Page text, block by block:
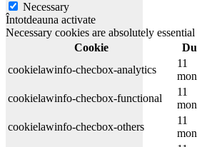
Necessary
Întotdeauna activate
Necessary cookies are absolutely
Cookie
cookielawinfo-checbox-analytics
11
cookielawinfo-checbox-functional
11
cookielawinfo-checbox-others
11